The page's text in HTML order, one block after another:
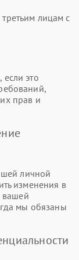
лицам с
это
прав и
личной
изменения в
вашей
мы обязаны